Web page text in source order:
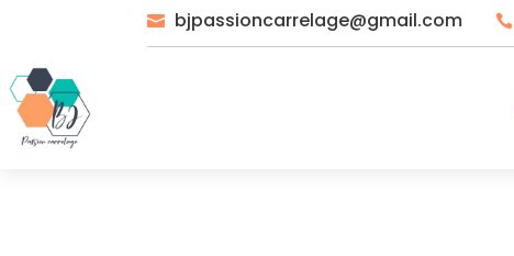
 bjpassioncarrelage@gmail.com 